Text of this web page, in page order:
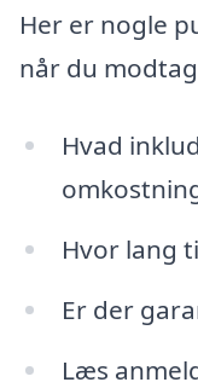
Her er nogle
når du
Hvad
Hvor lang
Er der
Læs